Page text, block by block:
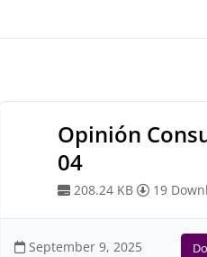
Opinión
04
208.24 KB 19
September 9, 2025